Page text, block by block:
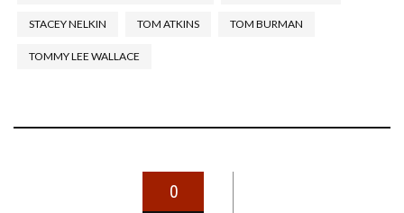
STACEY NELKIN TOM ATKINS TOM BURMAN
TOMMY LEE WALLACE
0